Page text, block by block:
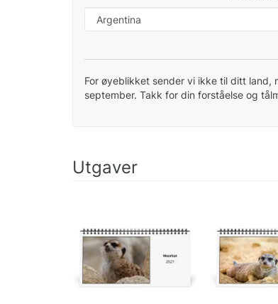
For øyeblikket sender vi ikke til ditt
september. Takk for din forståelse og
Utgaver